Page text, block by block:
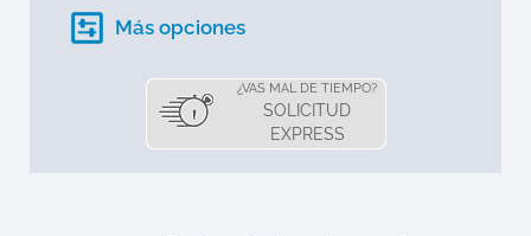
Más opciones
¿VAS MAL DE TIEMPO?
SOLICITUD
EXPRESS